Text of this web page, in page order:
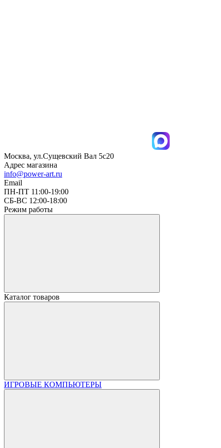
Москва, ул.Сущевский Вал 5с20
Адрес магазина
info@power-art.ru
Email
ПН-ПТ 11:00-19:00
СБ-ВС 12:00-18:00
Режим работы
Каталог товаров
ИГРОВЫЕ КОМПЬЮТЕРЫ